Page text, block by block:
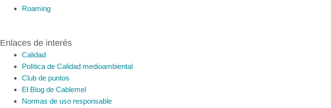
Roaming
Enlaces de interés
Calidad
Política de Calidad medioambiental
Club de puntos
El Blog de Cablemel
Normas de uso responsable